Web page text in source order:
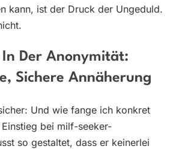
kann, ist der Druck der Ungeduld.
Der Anonymität:
Sichere Annäherung
Und wie fange ich konkret
bei milf-seeker-
so gestaltet, dass er keinerlei